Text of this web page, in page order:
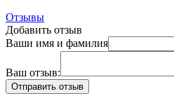
Отзывы
Добавить отзыв
Ваши имя и фамилия
Ваш отзыв: